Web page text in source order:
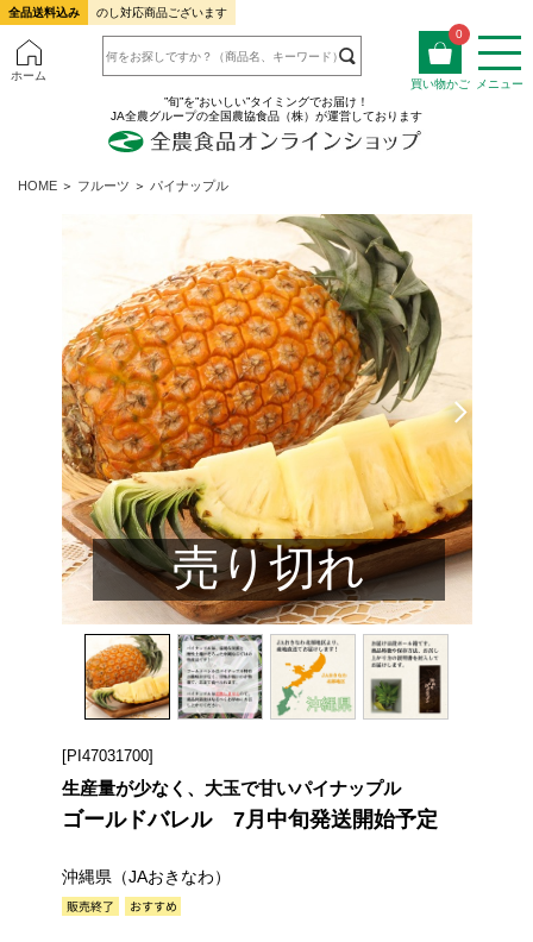
全品送料込み のし対応商品ございます
ホーム
0
買い物かご
メニュー
”旬”を”おいしい”タイミングでお届け！
JA全農グループの全国農協食品（株）が運営しております
HOME ＞ フルーツ ＞ パイナップル
売り切れ
[PI47031700]
生産量が少なく、大玉で甘いパイナップル
ゴールドバレル 7月中旬発送開始予定
沖縄県（JAおきなわ）